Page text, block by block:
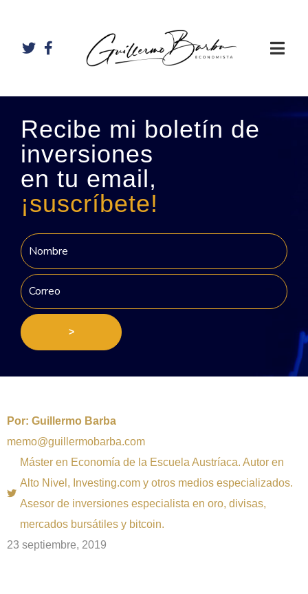
Recibe mi boletín de
inversiones
en tu email,
¡suscríbete!
>
Por: Guillermo Barba
memo@guillermobarba.com
Máster en Economía de la Escuela Austríaca. Autor en
Alto Nivel, Investing.com y otros medios especializados.
Asesor de inversiones especialista en oro, divisas,
mercados bursátiles y bitcoin.
23 septiembre, 2019